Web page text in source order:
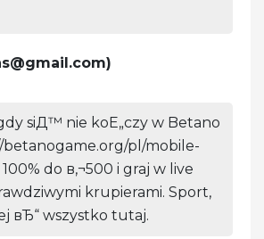
)
siД™ nie koЕ„czy w Betano
betanogame.org/pl/mobile-
do в‚¬500 i graj w live
krupierami. Sport,
вЂ“ wszystko tutaj.